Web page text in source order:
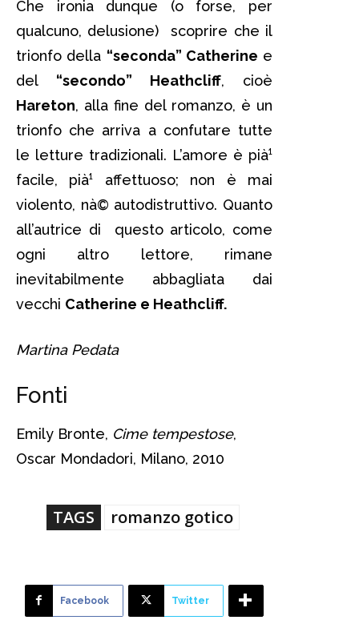
Che ironia dunque (o forse, per
qualcuno, delusione) scoprire che il
trionfo della “seconda” Catherine e
del “secondo” Heathcliff, cioè
Hareton, alla fine del romanzo, è un
trionfo che arriva a confutare tutte
le letture tradizionali. L’amore è pià¹
facile, pià¹ affettuoso; non è mai
violento, nà© autodistruttivo. Quanto
all’autrice di questo articolo, come
ogni altro lettore, rimane
inevitabilmente abbagliata dai
vecchi Catherine e Heathcliff.
Martina Pedata
Fonti
Emily Bronte, Cime tempestose,
Oscar Mondadori, Milano, 2010
TAGS romanzo gotico
Facebook Twitter